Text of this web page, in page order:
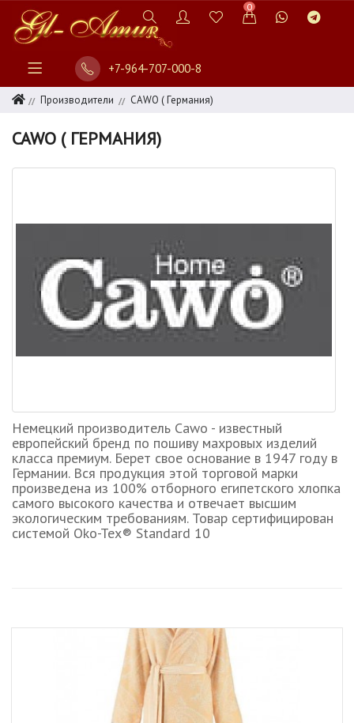
0
+7-964-707-000-8
Производители CAWO ( Германия)
CAWO ( ГЕРМАНИЯ)
Немецкий производитель Cawo - известный
европейский бренд по пошиву махровых изделий
класса премиум. Берет свое основание в 1947 году в
Германии. Вся продукция этой торговой марки
произведена из 100% отборного египетского хлопка
самого высокого качества и отвечает высшим
экологическим требованиям. Товар сертифицирован
системой Oko-Tex® Standard 10